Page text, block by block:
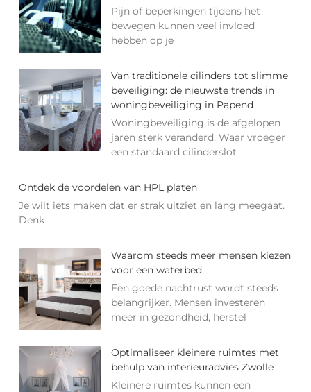
Pijn of beperkingen tijdens het
bewegen kunnen veel invloed
hebben op je
Van traditionele cilinders tot slimme
beveiliging: de nieuwste trends in
woningbeveiliging in Papend
Woningbeveiliging is de afgelopen
jaren sterk veranderd. Waar vroeger
een standaard cilinderslot
Ontdek de voordelen van HPL platen
Je wilt iets maken dat er strak uitziet en lang meegaat.
Denk
Waarom steeds meer mensen kiezen
voor een waterbed
Een goede nachtrust wordt steeds
belangrijker. Mensen investeren
meer in gezondheid, herstel
Optimaliseer kleinere ruimtes met
behulp van interieuradvies Zwolle
Kleinere ruimtes kunnen een